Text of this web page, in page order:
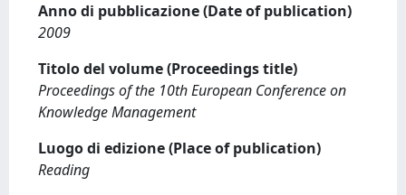
Anno di pubblicazione (Date of publication)
2009
Titolo del volume (Proceedings title)
Proceedings of the 10th European Conference on
Knowledge Management
Luogo di edizione (Place of publication)
Reading